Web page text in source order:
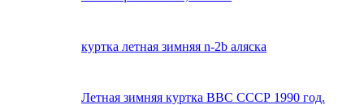
куртка летная зимняя n-2b аляска
Летная зимняя куртка ВВС СССР 1990 год.